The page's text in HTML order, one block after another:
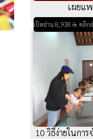
เผยแ
เปิดอ่าน 8,938 ☕ คลิก
10 วิธีง่ายในกา